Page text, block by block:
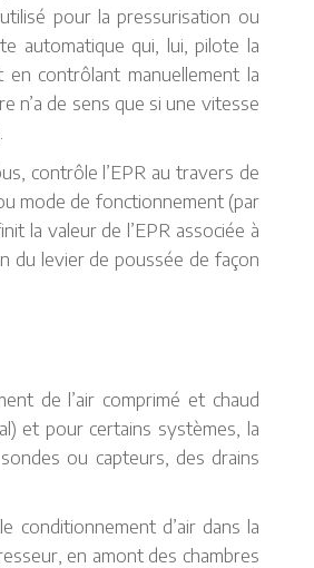
pour la pressurisation ou
automatique qui, lui, pilote la
contrôlant manuellement la
n’a de sens que si une vitesse
contrôle l’EPR au travers de
mode de fonctionnement (par
la valeur de l’EPR associée à
du levier de poussée de façon
de l’air comprimé et chaud
et pour certains systèmes, la
ou capteurs, des drains
conditionnement d’air dans la
en amont des chambres